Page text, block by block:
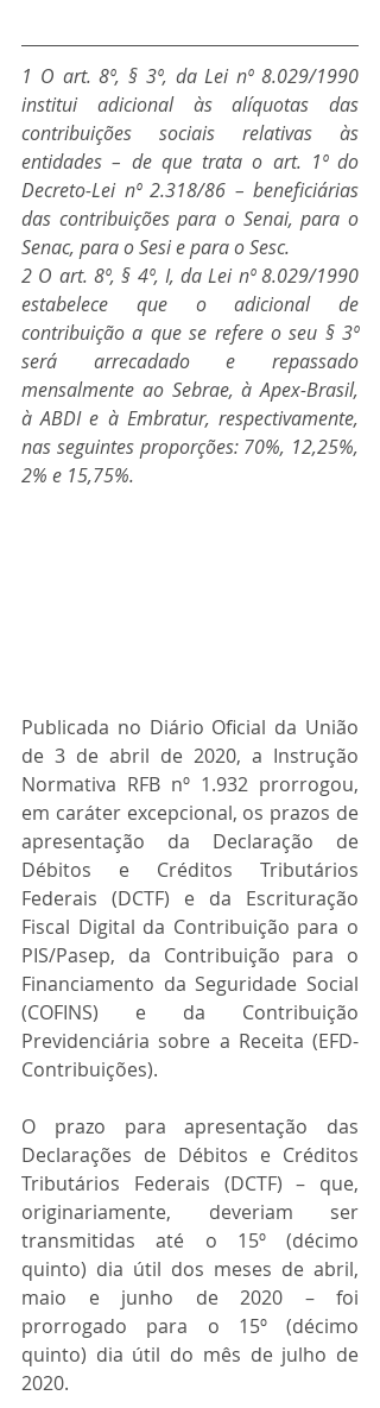
1 O art. 8º, § 3º, da Lei nº 8.029/1990
institui adicional às alíquotas das
contribuições sociais relativas às
entidades – de que trata o art. 1º do
Decreto-Lei nº 2.318/86 – beneficiárias
das contribuições para o Senai, para o
Senac, para o Sesi e para o Sesc.
2 O art. 8º, § 4º, I, da Lei nº 8.029/1990
estabelece que o adicional de
contribuição a que se refere o seu § 3º
será arrecadado e repassado
mensalmente ao Sebrae, à Apex-Brasil,
à ABDI e à Embratur, respectivamente,
nas seguintes proporções: 70%, 12,25%,
2% e 15,75%.
Publicada no Diário Oficial da União
de 3 de abril de 2020, a Instrução
Normativa RFB nº 1.932 prorrogou,
em caráter excepcional, os prazos de
apresentação da Declaração de
Débitos e Créditos Tributários
Federais (DCTF) e da Escrituração
Fiscal Digital da Contribuição para o
PIS/Pasep, da Contribuição para o
Financiamento da Seguridade Social
(COFINS) e da Contribuição
Previdenciária sobre a Receita (EFD-
Contribuições).
O prazo para apresentação das
Declarações de Débitos e Créditos
Tributários Federais (DCTF) – que,
originariamente, deveriam ser
transmitidas até o 15º (décimo
quinto) dia útil dos meses de abril,
maio e junho de 2020 – foi
prorrogado para o 15º (décimo
quinto) dia útil do mês de julho de
2020.